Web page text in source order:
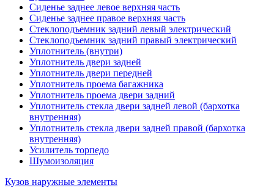
Сиденье заднее левое верхняя часть
Сиденье заднее правое верхняя часть
Стеклоподъемник задний левый электрический
Стеклоподъемник задний правый электрический
Уплотнитель (внутри)
Уплотнитель двери задней
Уплотнитель двери передней
Уплотнитель проема багажника
Уплотнитель проема двери задний
Уплотнитель стекла двери задней левой (бархотка
внутренняя)
Уплотнитель стекла двери задней правой (бархотка
внутренняя)
Усилитель торпедо
Шумоизоляция
Кузов наружные элементы